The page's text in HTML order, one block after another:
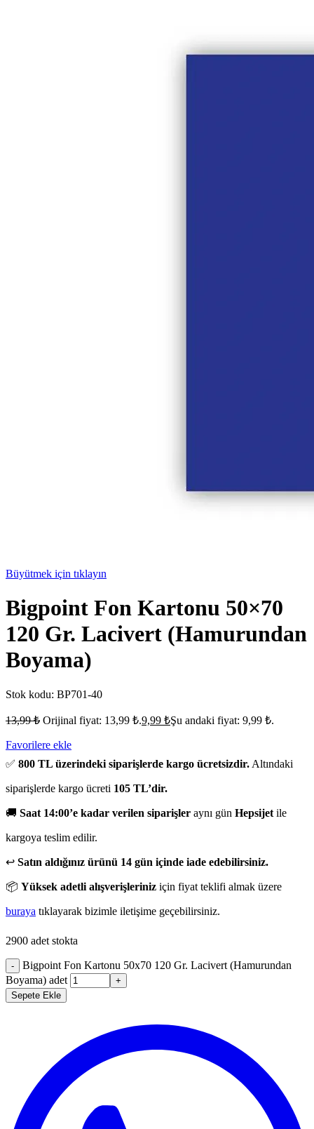
Büyütmek için tıklayın
Bigpoint Fon Kartonu 50×70
120 Gr. Lacivert (Hamurundan
Boyama)
Stok kodu: BP701-40
13,99₺ Orijinal fiyat: 13,99 ₺.9,99 ₺Şu andaki fiyat: 9,99 ₺.
Favorilere ekle
✅ 800 TL üzerindeki siparişlerde kargo ücretsizdir. Altındaki
siparişlerde kargo ücreti 105 TL’dir.
🚚 Saat 14:00’e kadar verilen siparişler aynı gün Hepsijet ile
kargoya teslim edilir.
↩️ Satın aldığınız ürünü 14 gün içinde iade edebilirsiniz.
📦 Yüksek adetli alışverişleriniz için fiyat teklifi almak üzere
buraya tıklayarak bizimle iletişime geçebilirsiniz.
2900 adet stokta
-
Bigpoint Fon Kartonu 50x70 120 Gr. Lacivert (Hamurundan
Boyama) adet
+
Sepete Ekle